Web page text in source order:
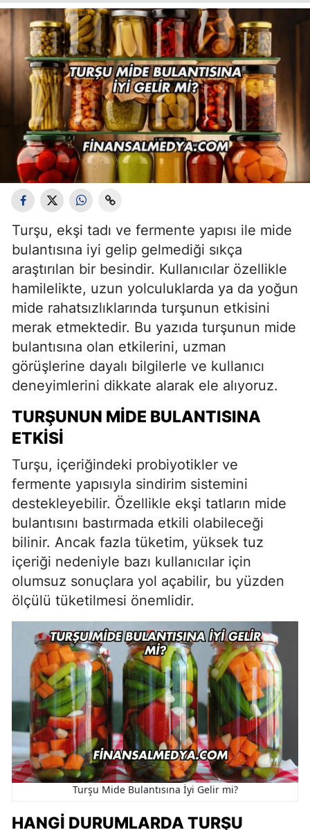
Turşu, ekşi tadı ve fermente yapısı ile mide
bulantısına iyi gelip gelmediği sıkça
araştırılan bir besindir. Kullanıcılar özellikle
hamilelikte, uzun yolculuklarda ya da yoğun
mide rahatsızlıklarında turşunun etkisini
merak etmektedir. Bu yazıda turşunun mide
bulantısına olan etkilerini, uzman
görüşlerine dayalı bilgilerle ve kullanıcı
deneyimlerini dikkate alarak ele alıyoruz.
TURŞUNUN MIDE BULANTISINA
ETKISI
Turşu, içeriğindeki probiyotikler ve
fermente yapısıyla sindirim sistemini
destekleyebilir. Özellikle ekşi tatların mide
bulantısını bastırmada etkili olabileceği
bilinir. Ancak fazla tüketim, yüksek tuz
içeriği nedeniyle bazı kullanıcılar için
olumsuz sonuçlara yol açabilir, bu yüzden
ölçülü tüketilmesi önemlidir.
Turşu Mide Bulantısına İyi Gelir mi?
HANGI DURUMLARDA TURŞU